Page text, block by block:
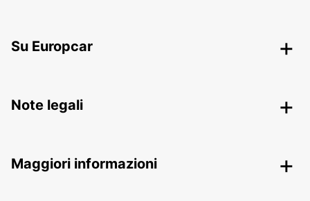
Su Europcar
Note legali
Maggiori informazioni